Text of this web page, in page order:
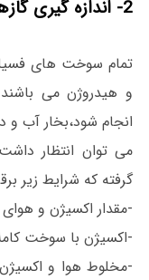
2- اندازه گیری گازهای خروجی از دودکش
تمام سوخت های
و هیدروژن می
انجام شود،بخار آب
می توان انتظار
گرفته که شرایط زیر
-مقدار اکسیژن و
-اکسیژن با سوخت
-مخلوط هوا و اکسیژن